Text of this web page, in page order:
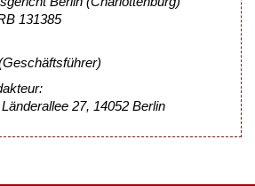
131385
27, 14052 Berlin